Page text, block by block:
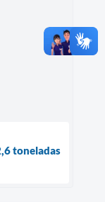
toneladas